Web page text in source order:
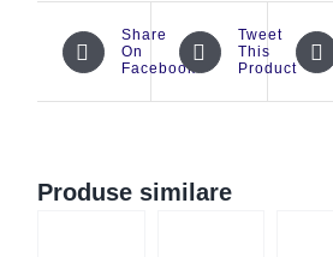
Share
On
Facebook
Tweet
This
Product
Produse similare